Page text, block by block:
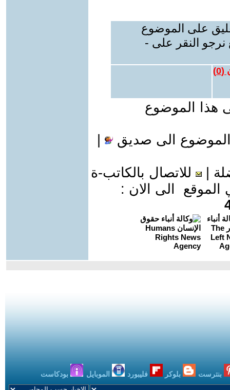
على الموضوع
نرجو النقر على -
(
0
)
هذا الموضوع
الى صديق
للاتصال بالكاتب-ة
الى الان :
بنترست بلوكر فليبورد الموبايل بودكاست